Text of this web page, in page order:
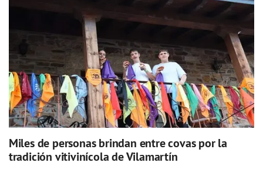
Miles de personas brindan entre covas por la
tradición vitivinícola de Vilamartín